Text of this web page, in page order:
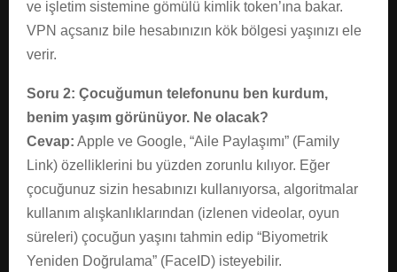
ve işletim sistemine gömülü kimlik token’ına bakar.
VPN açsanız bile hesabınızın kök bölgesi yaşınızı ele
verir.
Soru 2: Çocuğumun telefonunu ben kurdum,
benim yaşım görünüyor. Ne olacak?
Cevap: Apple ve Google, “Aile Paylaşımı” (Family
Link) özelliklerini bu yüzden zorunlu kılıyor. Eğer
çocuğunuz sizin hesabınızı kullanıyorsa, algoritmalar
kullanım alışkanlıklarından (izlenen videolar, oyun
süreleri) çocuğun yaşını tahmin edip “Biyometrik
Yeniden Doğrulama” (FaceID) isteyebilir.